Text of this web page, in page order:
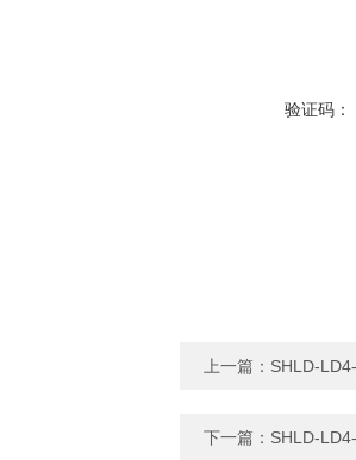
验证码：
上一篇： SHLD-
下一篇： SHLD-